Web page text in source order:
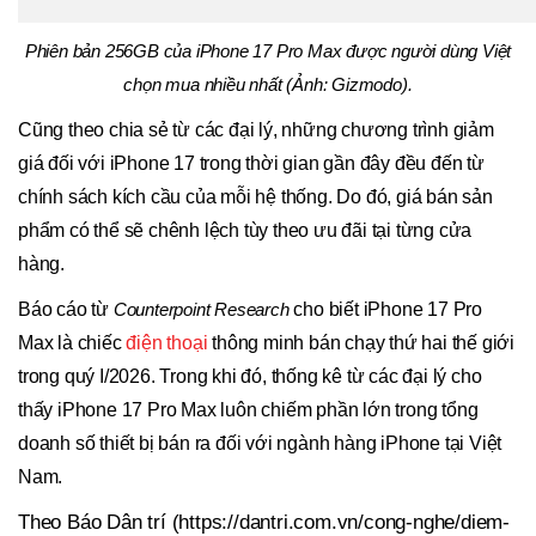
Phiên bản 256GB của iPhone 17 Pro Max được người dùng Việt
chọn mua nhiều nhất (Ảnh: Gizmodo).
Cũng theo chia sẻ từ các đại lý, những chương trình giảm
giá đối với iPhone 17 trong thời gian gần đây đều đến từ
chính sách kích cầu của mỗi hệ thống. Do đó, giá bán sản
phẩm có thể sẽ chênh lệch tùy theo ưu đãi tại từng cửa
hàng.
Báo cáo từ Counterpoint Researchcho biết iPhone 17 Pro
Max là chiếcđiện thoại thông minh bán chạy thứ hai thế giới
trong quý I/2026. Trong khi đó, thống kê từ các đại lý cho
thấy iPhone 17 Pro Max luôn chiếm phần lớn trong tổng
doanh số thiết bị bán ra đối với ngành hàng iPhone tại Việt
Nam.
Theo Báo Dân trí (https://dantri.com.vn/cong-nghe/diem-